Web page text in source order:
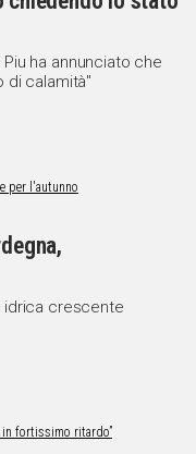
ha annunciato che
di calamità"
idrica crescente